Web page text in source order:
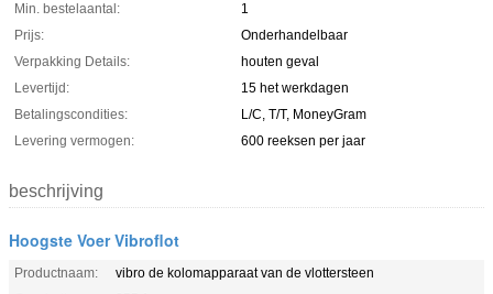
Min. bestelaantal:
1
Prijs:
Onderhandelbaar
Verpakking Details:
houten geval
Levertijd:
15 het werkdagen
Betalingscondities:
L/C, T/T, MoneyGram
Levering vermogen:
600 reeksen per jaar
beschrijving
Hoogste Voer Vibroflot
Productnaam:
vibro de kolomapparaat van de vlottersteen